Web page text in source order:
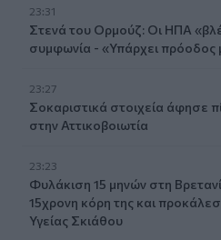
23:31
Στενά του Ορμούζ: Οι ΗΠΑ
συμφωνία - «Υπάρχει πρόοδος
23:27
Σοκαριστικά στοιχεία άφησε
στην Αττικοβοιωτία
23:23
Φυλάκιση 15 μηνών στη
15χρονη κόρη της και
Υγείας Σκιάθου